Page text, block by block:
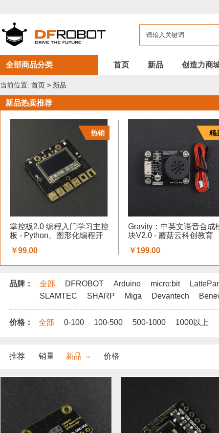
全部商品分类 首页 新品 创造力商
当前位置: 首页 > 新品
新品热卖推荐
热销
掌控板2.0 编程入门学习主控
板 - Python、图形化编程开
￥99.00
精
Gravity：中英文语音合成
块V2.0 - 蘑菇云科创教育
￥199.00
品牌： 全部 DFROBOT Arduino micro:bit
SLAMTEC
SHARP Miga Devantech
价格： 全部 0-100 100-500 500-1000 1000以上
推荐 销量 新品 价格